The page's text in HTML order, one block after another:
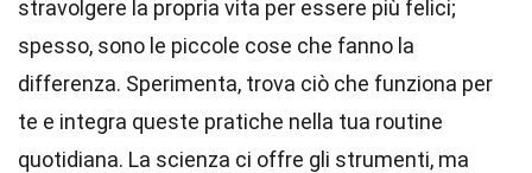
stravolgere la propria vita per essere più felici;
spesso, sono le piccole cose che fanno la
differenza. Sperimenta, trova ciò che funziona per
te e integra queste pratiche nella tua routine
quotidiana. La scienza ci offre gli strumenti, ma